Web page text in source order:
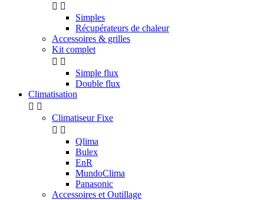
 
Simples
Récupérateurs de chaleur
Accessoires & grilles
Kit complet
 
Simple flux
Double flux
Climatisation
 
Climatiseur Fixe
 
Qlima
Bulex
EnR
MundoClima
Panasonic
Accessoires et Outillage